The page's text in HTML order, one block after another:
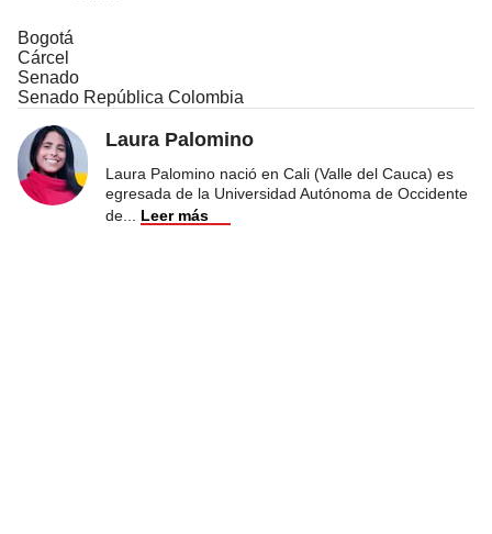
Bogotá
Cárcel
Senado
Senado República Colombia
Laura Palomino
Laura Palomino nació en Cali (Valle del Cauca) es
egresada de la Universidad Autónoma de Occidente
de
Leer más